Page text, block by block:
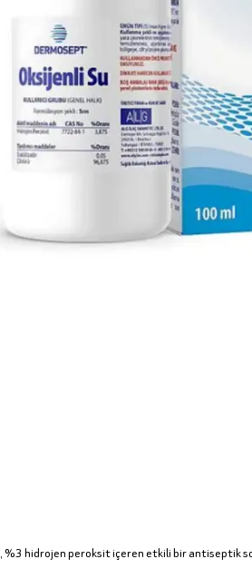
%3 hidrojen peroksit içeren etkili bir antiseptik